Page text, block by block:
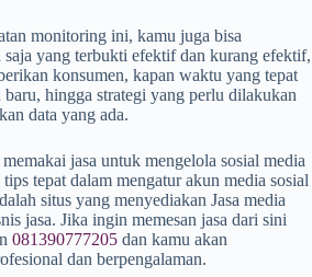
monitoring ini, kamu juga bisa
saja yang terbukti efektif dan kurang efektif,
konsumen, kapan waktu yang tepat
hingga strategi yang perlu dilakukan
data yang ada.
jasa untuk mengelola sosial media
tepat dalam mengatur akun media sosial
situs yang menyediakan Jasa media
jasa. Jika ingin memesan jasa dari sini
081390777205 dan kamu akan
dan berpengalaman.